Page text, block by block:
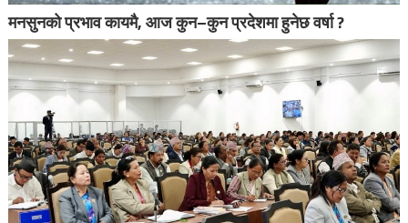
मनसुनको प्रभाव कायमै, आज कुन–कुन प्रदेशमा हुनेछ वर्षा ?